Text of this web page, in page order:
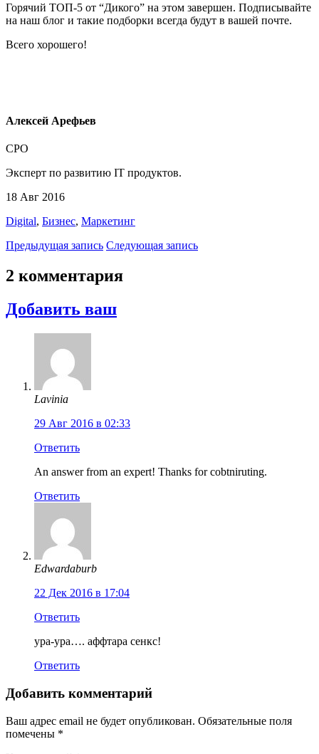
Горячий ТОП-5 от “Дикого” на этом завершен. Подписывайте
на наш блог и такие подборки всегда будут в вашей почте.
Всего хорошего!
Алексей Арефьев
CPO
Эксперт по развитию IT продуктов.
18 Авг 2016
Digital, Бизнес, Маркетинг
Предыдущая запись Следующая запись
2 комментария
Добавить ваш
Lavinia
29 Авг 2016 в 02:33
Ответить
An answer from an expert! Thanks for cobtniruting.
Ответить
Edwardaburb
22 Дек 2016 в 17:04
Ответить
ура-ура…. аффтара сенкс!
Ответить
Добавить комментарий
Ваш адрес email не будет опубликован. Обязательные поля
помечены *